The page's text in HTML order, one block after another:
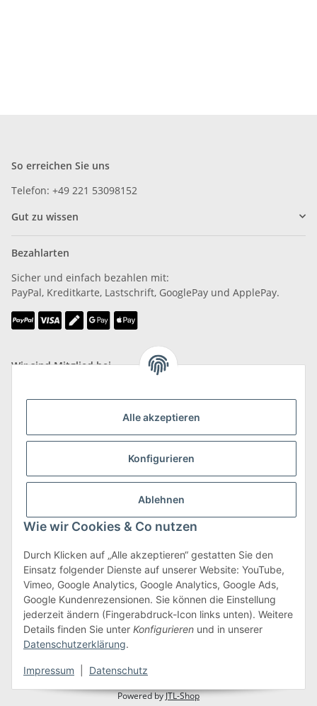
Alle akzeptieren
Konfigurieren
Ablehnen
Wie wir Cookies & Co nutzen
Durch Klicken auf „Alle akzeptieren“ gestatten Sie den
Einsatz folgender Dienste auf unserer Website: YouTube,
Vimeo, Google Analytics, Google Analytics, Google Ads,
Google Kundenrezensionen. Sie können die Einstellung
jederzeit ändern (Fingerabdruck-Icon links unten). Weitere
Details finden Sie unter Konfigurieren und in unserer
Datenschutzerklärung.
Impressum Datenschutz
So erreichen Sie uns
Telefon: +49 221 53098152
Gut zu wissen
Bezahlarten
Sicher und einfach bezahlen mit:
PayPal, Kreditkarte, Lastschrift, GooglePay und ApplePay.
Wir sind Mitglied bei
mehr zu Versand & Retoure
Gesetzliche Informationen
Vertrag widerrufen
Powered byJTL-Shop